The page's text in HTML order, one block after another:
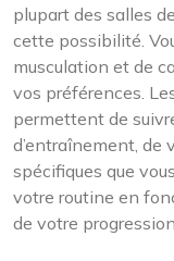
plupart des salles
cette possibilité.
musculation et de
vos préférences.
permettent de
d’entraînement, de
spécifiques que
votre routine en
de votre progression.